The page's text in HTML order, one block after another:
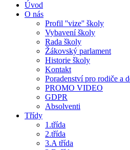
Úvod
O nás
Profil ''vize'' školy
Vybavení školy
Rada školy
Žákovský parlament
Historie školy
Kontakt
Poradenství pro rodiče a
PROMO VIDEO
GDPR
Absolventi
Třídy
1.třída
2.třída
3.A třída